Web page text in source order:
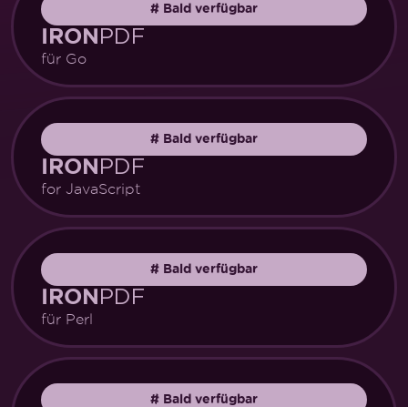
# Bald verfügbar
IRONPDF
für Go
# Bald verfügbar
IRONPDF
for JavaScript
# Bald verfügbar
IRONPDF
für Perl
# Bald verfügbar